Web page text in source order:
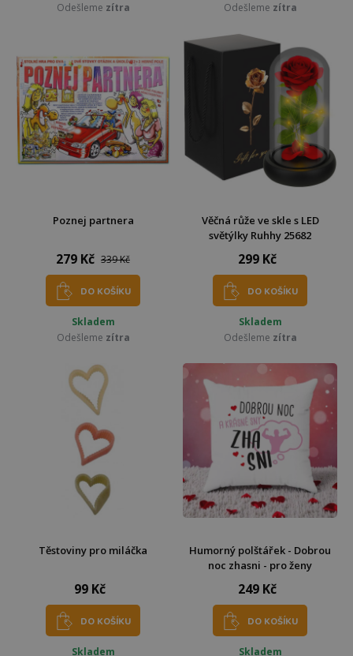
Odešleme zítra
Odešleme zítra
Poznej partnera
279 Kč 339 Kč
DO KOŠÍKU
Skladem
Odešleme zítra
Věčná růže ve skle s LED
světýlky Ruhhy 25682
299 Kč
DO KOŠÍKU
Skladem
Odešleme zítra
Těstoviny pro miláčka
99 Kč
DO KOŠÍKU
Skladem
Humorný polštářek - Dobrou
noc zhasni - pro ženy
249 Kč
DO KOŠÍKU
Skladem